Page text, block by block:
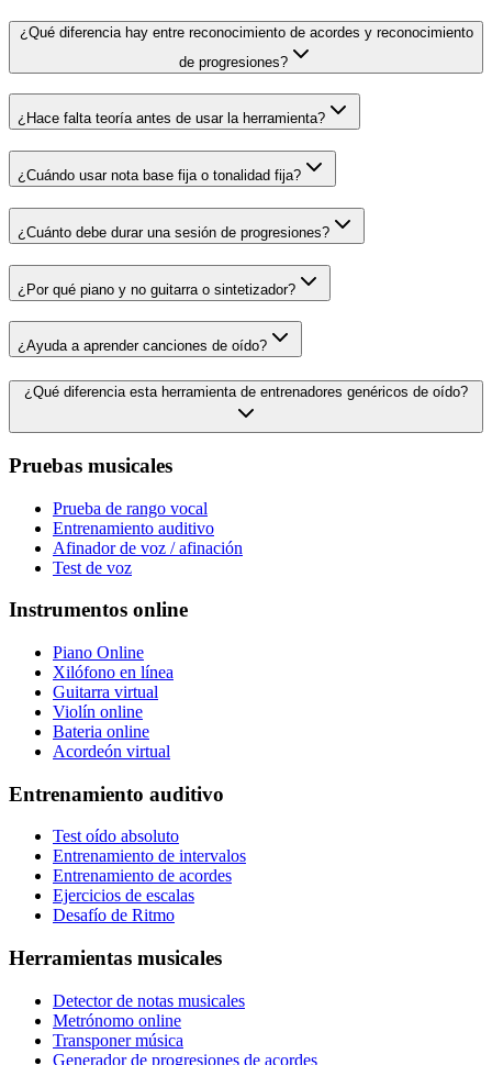
¿Qué diferencia hay entre reconocimiento de acordes y reconocimiento
de progresiones?
¿Hace falta teoría antes de usar la herramienta?
¿Cuándo usar nota base fija o tonalidad fija?
¿Cuánto debe durar una sesión de progresiones?
¿Por qué piano y no guitarra o sintetizador?
¿Ayuda a aprender canciones de oído?
¿Qué diferencia esta herramienta de entrenadores genéricos de oído?
Pruebas musicales
Prueba de rango vocal
Entrenamiento auditivo
Afinador de voz / afinación
Test de voz
Instrumentos online
Piano Online
Xilófono en línea
Guitarra virtual
Violín online
Bateria online
Acordeón virtual
Entrenamiento auditivo
Test oído absoluto
Entrenamiento de intervalos
Entrenamiento de acordes
Ejercicios de escalas
Desafío de Ritmo
Herramientas musicales
Detector de notas musicales
Metrónomo online
Transponer música
Generador de progresiones de acordes